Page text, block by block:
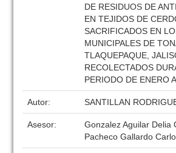
DE RESIDUOS DE
EN TEJIDOS DE
SACRIFICADOS EN
MUNICIPALES DE
TLAQUEPAQUE,
RECOLECTADOS
PERIODO DE ENERO
Autor: SANTILLAN
Asesor:
Gonzalez Aguilar Delia
Pacheco Gallardo